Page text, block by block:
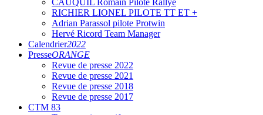
CAUQUIL Romain Pilote Rallye
RICHIER LIONEL PILOTE TT ET +
Adrian Parassol pilote Protwin
Hervé Ricord Team Manager
Calendrier2022
PresseORANGE
Revue de presse 2022
Revue de presse 2021
Revue de presse 2018
Revue de presse 2017
CTM 83